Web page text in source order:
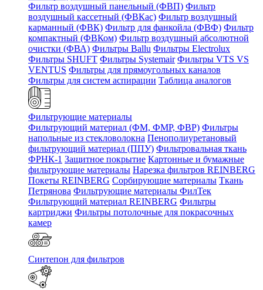
Фильтр воздушный панельный (ФВП) Фильтр
воздушный кассетный (ФВКас) Фильтр воздушный
карманный (ФВК) Фильтр для фанкойла (ФВФ) Фильтр
компактный (ФВКом) Фильтр воздушный абсолютной
очистки (ФВА) Фильтры Ballu Фильтры Electrolux
Фильтры SHUFT Фильтры Systemair Фильтры VTS VS
VENTUS Фильтры для прямоугольных каналов
Фильтры для систем аспирации Таблица аналогов
Фильтрующие материалы
Фильтрующий материал (ФМ, ФМР, ФВР) Фильтры
напольные из стекловолокна Пенополиуретановый
фильтрующий материал (ППУ) Фильтровальная ткань
ФРНК-1 Защитное покрытие Картонные и бумажные
фильтрующие материалы Нарезка фильтров REINBERG
Покеты REINBERG Сорбирующие материалы Ткань
Петрянова Фильтрующие материалы ФилТек
Фильтрующий материал REINBERG Фильтры
картриджи Фильтры потолочные для покрасочных
камер
Синтепон для фильтров